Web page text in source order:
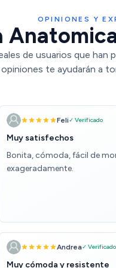
OPINIONES Y
de usuarios que
te ayudarán a
Feli✓ Verificado
Muy satisfechos
Bonita, cómoda, fácil de
exageradamente.
Andrea✓ Verificado
Muy cómoda y resistente